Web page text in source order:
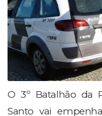
O 3º Batalhão da
Santo vai